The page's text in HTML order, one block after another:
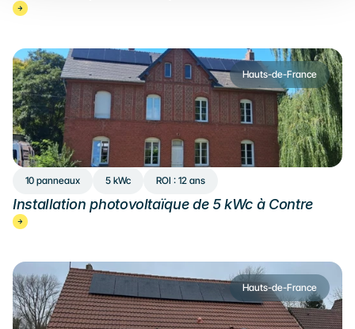
Hauts-de-France
10 panneaux 5 kWc ROI : 12 ans
Installation photovoltaïque de 5 kWc à Contre
Hauts-de-France